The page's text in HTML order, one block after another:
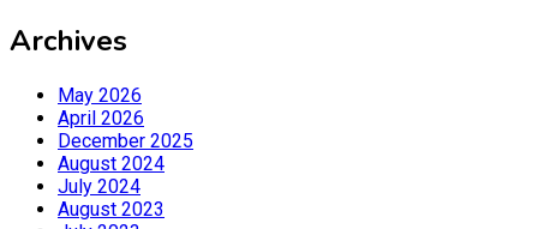
Archives
May 2026
April 2026
December 2025
August 2024
July 2024
August 2023